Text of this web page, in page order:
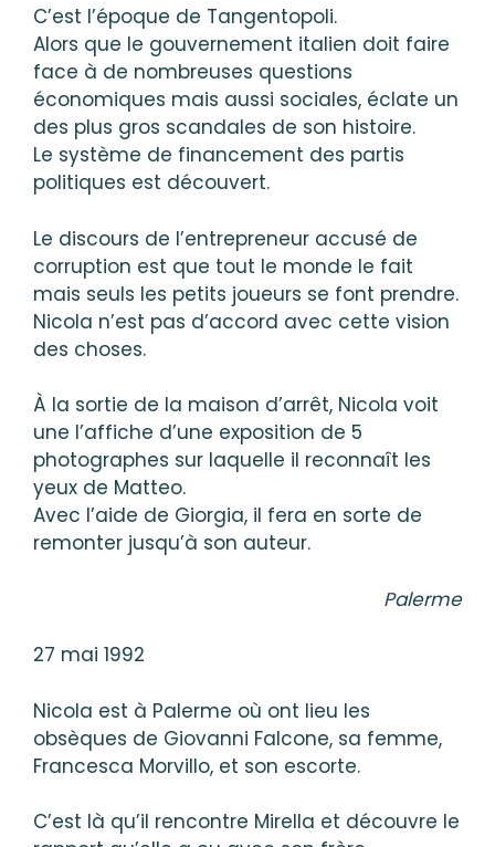
C’est l’époque de Tangentopoli.
Alors que le gouvernement italien doit faire
face à de nombreuses questions
économiques mais aussi sociales, éclate un
des plus gros scandales de son histoire.
Le système de financement des partis
politiques est découvert.
Le discours de l’entrepreneur accusé de
corruption est que tout le monde le fait
mais seuls les petits joueurs se font prendre.
Nicola n’est pas d’accord avec cette vision
des choses.
À la sortie de la maison d’arrêt, Nicola voit
une l’affiche d’une exposition de 5
photographes sur laquelle il reconnaît les
yeux de Matteo.
Avec l’aide de Giorgia, il fera en sorte de
remonter jusqu’à son auteur.
Palerme
27 mai 1992
Nicola est à Palerme où ont lieu les
obsèques de Giovanni Falcone, sa femme,
Francesca Morvillo, et son escorte.
C’est là qu’il rencontre Mirella et découvre le